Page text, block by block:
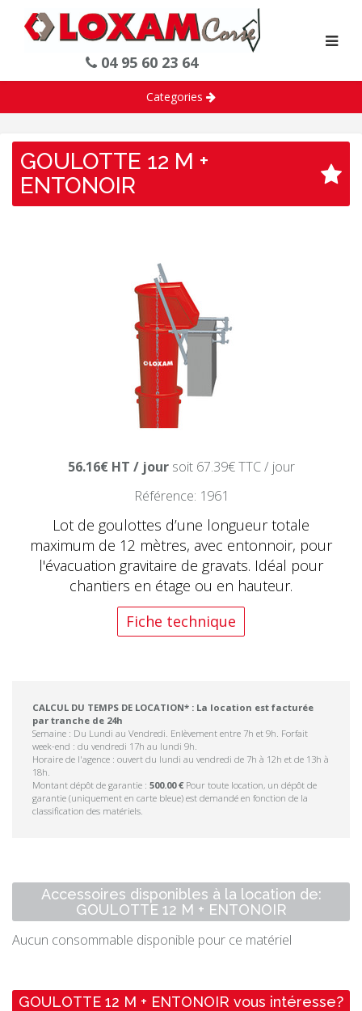
04 95 60 23 64
Categories
GOULOTTE 12 M +
ENTONOIR
56.16€ HT / joursoit 67.39€ TTC / jour
Référence: 1961
Lot de goulottes d’une longueur totale
maximum de 12 mètres, avec entonnoir, pour
l'évacuation gravitaire de gravats. Idéal pour
chantiers en étage ou en hauteur.
Fiche technique
CALCUL DU TEMPS DE LOCATION* : La location est facturée
par tranche de 24h
Semaine : Du Lundi au Vendredi. Enlèvement entre 7h et 9h. Forfait
week-end : du vendredi 17h au lundi 9h.
Horaire de l'agence : ouvert du lundi au vendredi de 7h à 12h et de 13h à
18h.
Montant dépôt de garantie : 500.00 € Pour toute location, un dépôt de
garantie (uniquement en carte bleue) est demandé en fonction de la
classification des matériels.
Accessoires disponibles à la location de:
GOULOTTE 12 M + ENTONOIR
Aucun consommable disponible pour ce matériel
GOULOTTE 12 M + ENTONOIR vous intéresse?